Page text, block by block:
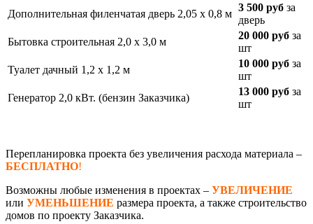
Дополнительная филенчатая дверь 2,05 х 0,8 м
3 500 руб за
дверь
Бытовка строительная 2,0 х 3,0 м
20 000 руб за
шт
Туалет дачный 1,2 х 1,2 м
10 000 руб за
шт
Генератор 2,0 кВт. (бензин Заказчика)
13 000 руб за
шт
Перепланировка проекта без увеличения расхода материала –
БЕСПЛАТНО!
Возможны любые изменения в проектах – УВЕЛИЧЕНИЕ
или УМЕНЬШЕНИЕ размера проекта, а также строительство
домов по проекту Заказчика.